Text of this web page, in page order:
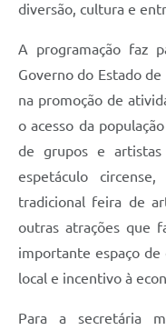
diversão, cultura e
A programação faz
Governo do Estado
na promoção de
o acesso da
de grupos e
espetáculo
tradicional feira de
outras atrações que
importante espaço de
local e incentivo à
Para a secretária